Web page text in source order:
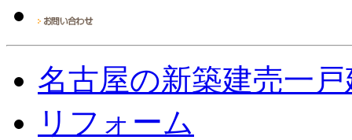
名古屋の新築建売一
リフォーム